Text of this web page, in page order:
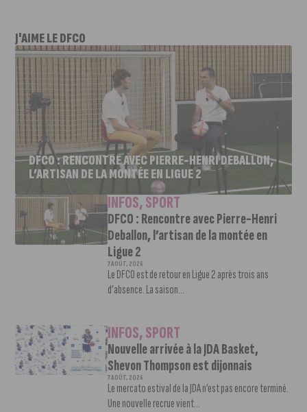
J'AIME LE DFCO
DFCO : RENCONTRE AVEC PIERRE-HENRI DEBALLON,
L’ARTISAN DE LA MONTÉE EN LIGUE 2
INFOS,SPORT
DFCO : Rencontre avec Pierre-Henri
Deballon, l’artisan de la montée en
Ligue 2
7 AOÛT, 2026
Le DFCO est de retour en Ligue 2 après trois ans
d’absence. La saison...
INFOS,SPORT
Nouvelle arrivée à la JDA Basket,
Shevon Thompson est dijonnais
7 AOÛT, 2026
Le mercato estival de la JDA n’est pas encore terminé.
Une nouvelle recrue vient...